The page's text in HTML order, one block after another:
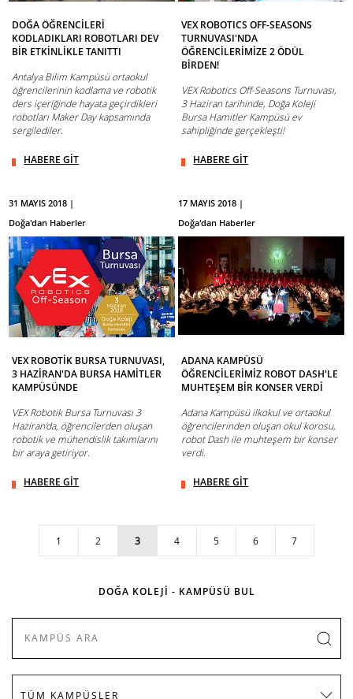
DOĞA ÖĞRENCİLERİ
KODLADIKLARI ROBOTLARI DEV
BİR ETKİNLİKLE TANITTI
Antalya Bilim Kampüsü ortaokul
öğrencilerinin kodlama ve robotik
ders içeriğinde hayata geçirdikleri
robotları Maker Day kapsamında
sergilediler.
HABERE GİT
VEX ROBOTICS OFF-SEASONS
TURNUVASI'NDA
ÖĞRENCİLERİMİZE 2 ÖDÜL
BİRDEN!
VEX Robotics Off-Seasons Turnuvası,
3 Haziran tarihinde, Doğa Koleji
Bursa Hamitler Kampüsü ev
sahipliğinde gerçekleşti!
HABERE GİT
31 MAYIS 2018 |
Doğa'dan Haberler
VEX ROBOTİK BURSA TURNUVASI,
3 HAZİRAN'DA BURSA HAMİTLER
KAMPÜSÜNDE
VEX Robotik Bursa Turnuvası 3
Haziran'da, öğrencilerden oluşan
robotik ve mühendislik takımlarını
bir araya getiriyor.
HABERE GİT
17 MAYIS 2018 |
Doğa'dan Haberler
ADANA KAMPÜSÜ
ÖĞRENCİLERİMİZ ROBOT DASH'LE
MUHTEŞEM BİR KONSER VERDİ
Adana Kampüsü ilkokul ve ortaokul
öğrencilerinden oluşan okul korosu,
robot Dash ile muhteşem bir konser
verdi.
HABERE GİT
1 2 3 4 5 6 7
DOĞA KOLEJİ - KAMPÜSÜ BUL